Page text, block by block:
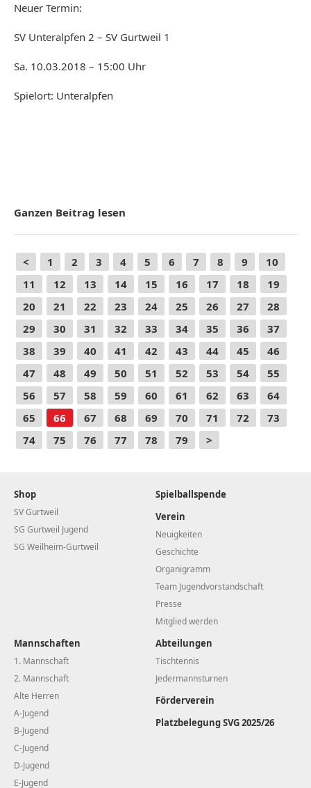
Neuer Termin:
SV Unteralpfen 2 – SV Gurtweil 1
Sa. 10.03.2018 – 15:00 Uhr
Spielort: Unteralpfen
Ganzen Beitrag lesen
< 1 2 3 4 5 6 7 8 9
10
11
12 13 14 15 16 17 18
19
20
21 22 23 24 25 26 27
28
29
30 31 32 33 34 35 36
37
38
39 40 41 42 43 44 45
46
47
48 49 50 51 52 53 54
55
56
57 58 59 60 61 62 63
64
65
66 67 68 69 70 71 72
73
74
75 76 77 78 79 >
Shop
SV Gurtweil
SG Gurtweil Jugend
SG Weilheim-Gurtweil
Spielballspende
Verein
Neuigkeiten
Geschichte
Organigramm
Team Jugendvorstandschaft
Presse
Mitglied werden
Mannschaften
1. Mannschaft
2. Mannschaft
Alte Herren
A-Jugend
B-Jugend
C-Jugend
D-Jugend
E-Jugend
Abteilungen
Tischtennis
Jedermannsturnen
Förderverein
Platzbelegung SVG 2025/26